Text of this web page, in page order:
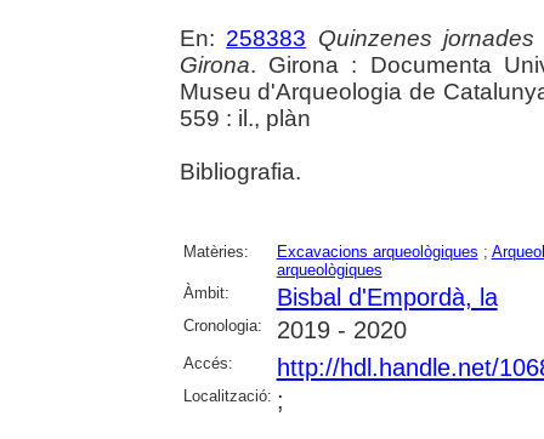
En: 258383 Quinzenes
Girona. Girona : Documenta
Museu d'Arqueologia de
559 : il., plàn
Bibliografia.
Matèries: Excavacions arqueològiques ;
arqueològiques
Àmbit:
Bisbal d'Empordà, la
Cronologia: 2019 - 2020
Accés: http://hdl.handle.net/
Localització: ;